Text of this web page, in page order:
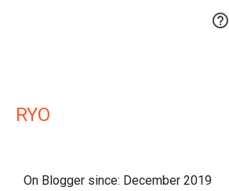

RYO
On Blogger since: December 2019